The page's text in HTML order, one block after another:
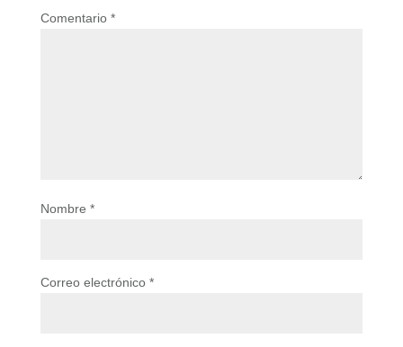
Comentario *
Nombre *
Correo electrónico *